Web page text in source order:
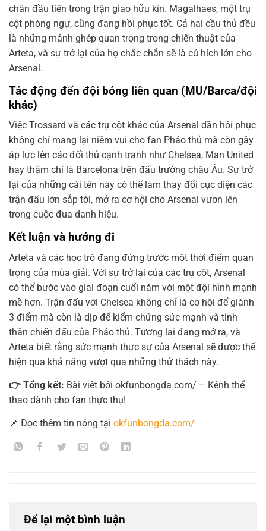
chân đầu tiên trong trận giao hữu kín. Magalhaes, một trụ
cột phòng ngự, cũng đang hồi phục tốt. Cả hai cầu thủ đều
là những mảnh ghép quan trọng trong chiến thuật của
Arteta, và sự trở lại của họ chắc chắn sẽ là cú hích lớn cho
Arsenal.
Tác động đến đội bóng liên quan (MU/Barca/đội
khác)
Việc Trossard và các trụ cột khác của Arsenal dần hồi phục
không chỉ mang lại niềm vui cho fan Pháo thủ mà còn gây
áp lực lên các đối thủ cạnh tranh như Chelsea, Man United
hay thậm chí là Barcelona trên đấu trường châu Âu. Sự trở
lại của những cái tên này có thể làm thay đổi cục diện các
trận đấu lớn sắp tới, mở ra cơ hội cho Arsenal vươn lên
trong cuộc đua danh hiệu.
Kết luận và hướng đi
Arteta và các học trò đang đứng trước một thời điểm quan
trọng của mùa giải. Với sự trở lại của các trụ cột, Arsenal
có thể bước vào giai đoạn cuối năm với một đội hình mạnh
mẽ hơn. Trận đấu với Chelsea không chỉ là cơ hội để giành
3 điểm mà còn là dịp để kiểm chứng sức mạnh và tinh
thần chiến đấu của Pháo thủ. Tương lai đang mở ra, và
Arteta biết rằng sức mạnh thực sự của Arsenal sẽ được thể
hiện qua khả năng vượt qua những thử thách này.
👉 Tổng kết: Bài viết bởi okfunbongda.com/ – Kênh thể
thao dành cho fan thực thụ!
📌 Đọc thêm tin nóng tại okfunbongda.com/
Để lại một bình luận